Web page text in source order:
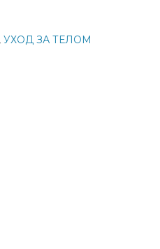
, УХОД ЗА ТЕЛОМ